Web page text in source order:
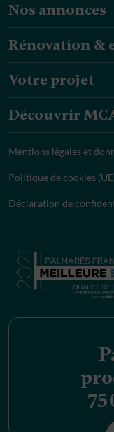
Nos annonces
Rénovation &
Votre projet
Découvrir
Mentions légales et
Politique de cookies
Déclaration de